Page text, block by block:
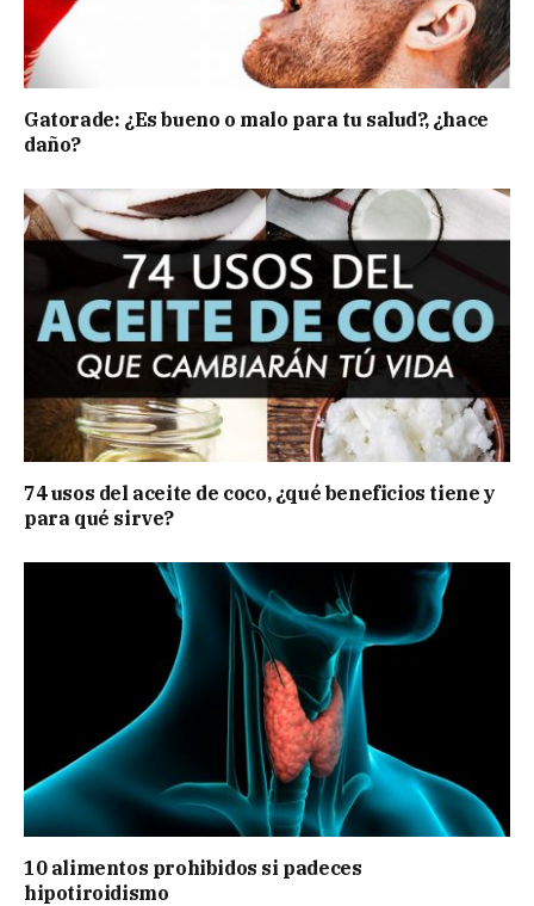
Gatorade: ¿Es bueno o malo para tu salud?, ¿hace
daño?
74 usos del aceite de coco, ¿qué beneficios tiene y
para qué sirve?
10 alimentos prohibidos si padeces
hipotiroidismo